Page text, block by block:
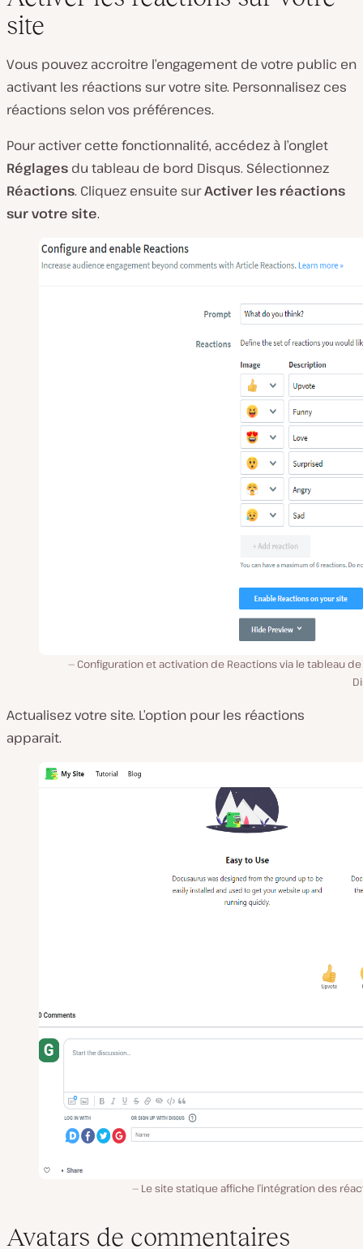
site
Vous pouvez accroitre l’engagement de votre public en
activant les réactions sur votre site. Personnalisez ces
réactions selon vos préférences.
Pour activer cette fonctionnalité, accédez à l’onglet
Réglages du tableau de bord Disqus. Sélectionnez
Réactions. Cliquez ensuite surActiver les réactions
sur votre site.
Configuration et activation de Reactions via le tableau
Actualisez votre site. L’option pour les réactions
apparait.
Le site statique affiche l’intégration des
Avatars de commentaires